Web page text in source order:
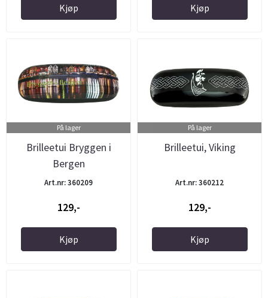
Kjøp Kjøp
På lager
Brilleetui Bryggen i
Bergen
Art.nr: 360209
129,-
Kjøp
På lager
Brilleetui, Viking
Art.nr: 360212
129,-
Kjøp